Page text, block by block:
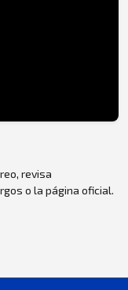
revisa
o la página oficial.